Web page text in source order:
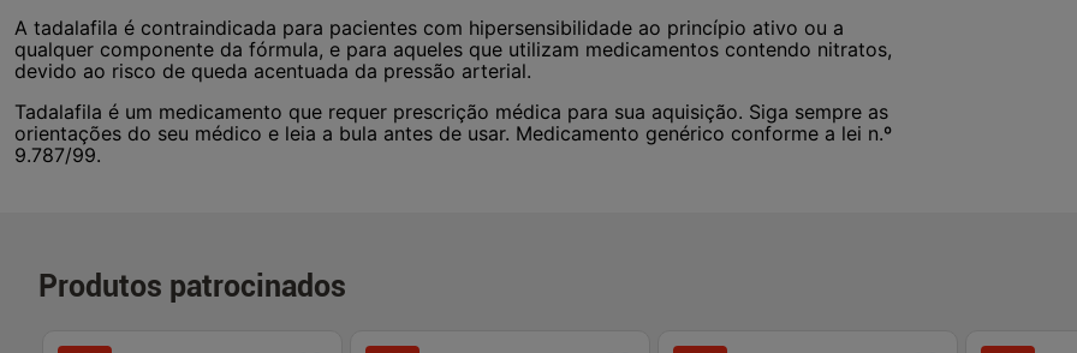
A tadalafila é contraindicada para pacientes com hipersensibilidade ao princípio ativo ou a
qualquer componente da fórmula, e para aqueles que utilizam medicamentos contendo nitratos,
devido ao risco de queda acentuada da pressão arterial.
Tadalafila é um medicamento que requer prescrição médica para sua aquisição. Siga sempre as
orientações do seu médico e leia a bula antes de usar. Medicamento genérico conforme a lei n.º
9.787/99.
Produtos patrocinados